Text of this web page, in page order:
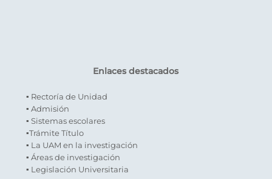
Enlaces destacados
▪ Rectoría de Unidad
▪ Admisión
▪ Sistemas escolares
▪Trámite Título
▪ La UAM en la investigación
▪ Áreas de investigación
▪ Legislación Universitaria